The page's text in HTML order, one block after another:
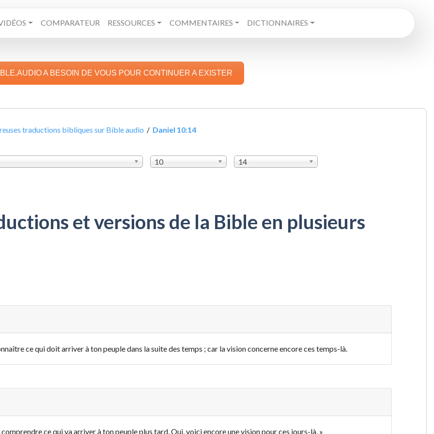
COMPARATEUR RESSOURCES COMMENTAIRES DICTIONNAIRES
A BESOIN DE VOUS POUR CONTINUER A EXISTER
traductions bibliques sur Bible audio / Daniel 10:14
10 14
et versions de la Bible en plusieurs
ce qui doit arriver à ton peuple dans la suite des temps ; car la vision concerne encore ces temps-là.
ce qui va arriver à ton peuple plus tard. Oui, voici encore une vision pour ces jours-là. »